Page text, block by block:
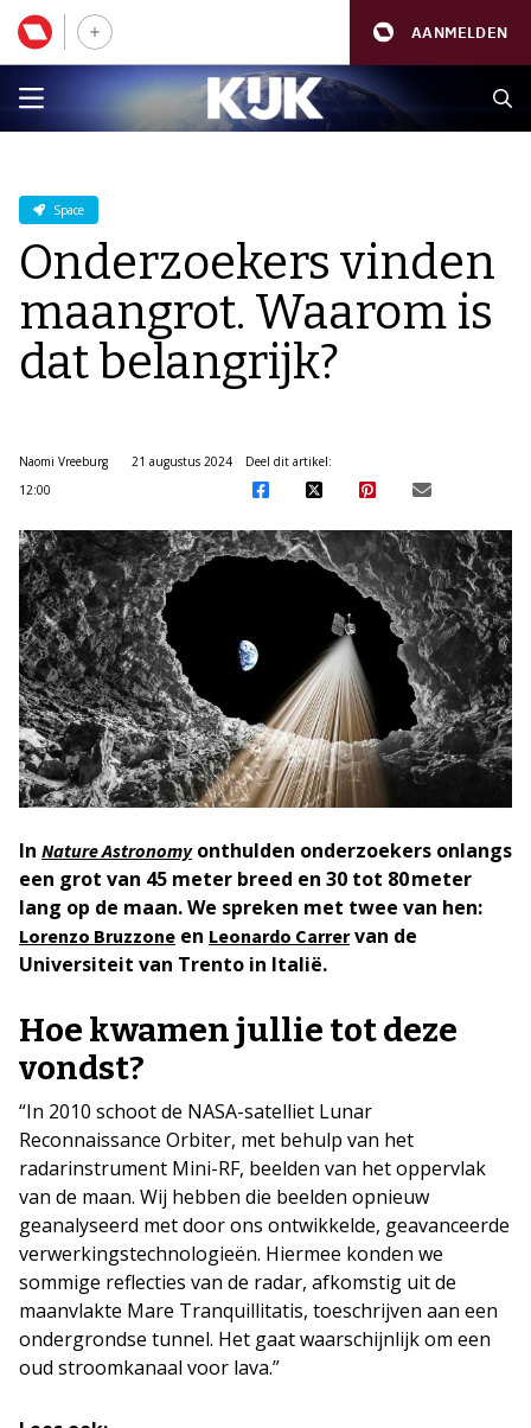
AANMELDEN
Space
Onderzoekers vinden
maangrot. Waarom is
dat belangrijk?
Naomi Vreeburg
21 augustus 2024
12:00
Deel dit artikel:
In Nature Astronomyonthulden onderzoekers onlangs
een grot van 45 meter breed en 30 tot 80 meter
lang op de maan. We spreken met twee van hen:
Lorenzo Bruzzone en Leonardo Carrervan de
Universiteit van Trento in Italië.
Hoe kwamen jullie tot deze
vondst?
“In 2010 schoot de NASA-satelliet Lunar
Reconnaissance Orbiter, met behulp van het
radarinstrument Mini-RF, beelden van het oppervlak
van de maan. Wij hebben die beelden opnieuw
geanalyseerd met door ons ontwikkelde, geavanceerde
verwerkingstechnologieën. Hiermee konden we
sommige reflecties van de radar, afkomstig uit de
maanvlakte Mare Tranquillitatis, toeschrijven aan een
ondergrondse tunnel. Het gaat waarschijnlijk om een
oud stroomkanaal voor lava.”